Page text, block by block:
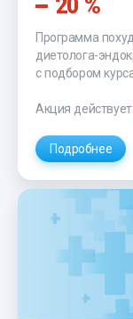
20 %
Программа
диетолога-
с подбором
Акция действует:
Подробнее